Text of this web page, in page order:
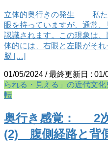
立体的奥行きの発生 私た
眼を持っていますが、通常
認識されます。この現象は
体的には、右眼と左眼がそ
脳 […]
01/05/2024 / 最終更新日 : 01/
られる・見える」の近代文
転
奥行き感覚： 2
(2) 腹側経路と背